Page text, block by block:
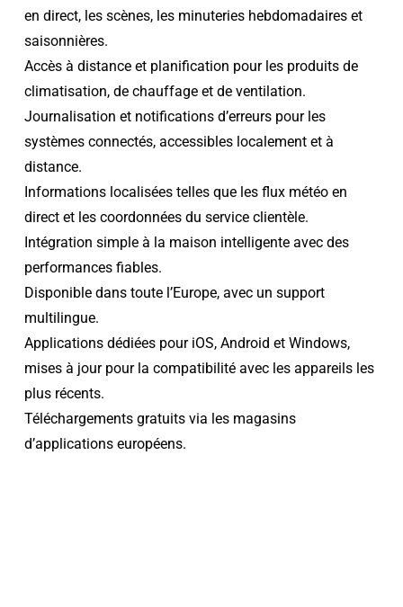
en direct, les scènes, les minuteries hebdomadaires et
saisonnières.
Accès à distance et planification pour les produits de
climatisation, de chauffage et de ventilation.
Journalisation et notifications d’erreurs pour les
systèmes connectés, accessibles localement et à
distance.
Informations localisées telles que les flux météo en
direct et les coordonnées du service clientèle.
Intégration simple à la maison intelligente avec des
performances fiables.
Disponible dans toute l’Europe, avec un support
multilingue.
Applications dédiées pour iOS, Android et Windows,
mises à jour pour la compatibilité avec les appareils les
plus récents.
Téléchargements gratuits via les magasins
d’applications européens.